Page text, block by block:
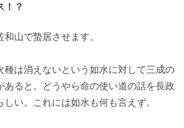
？
山で蟄居させます。
種は消えないという如水に対して三成の
あると。どうやら命の使い道の話を長政
い。これには如水も何も言えず。